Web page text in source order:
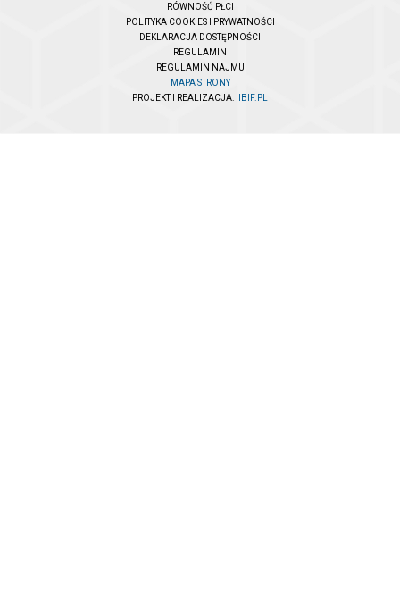
RÓWNOŚĆ PŁCI
POLITYKA COOKIES I PRYWATNOŚCI
DEKLARACJA DOSTĘPNOŚCI
REGULAMIN
REGULAMIN NAJMU
MAPA STRONY
PROJEKT I REALIZACJA:
IBIF.PL